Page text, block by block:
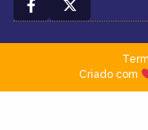
Criado com